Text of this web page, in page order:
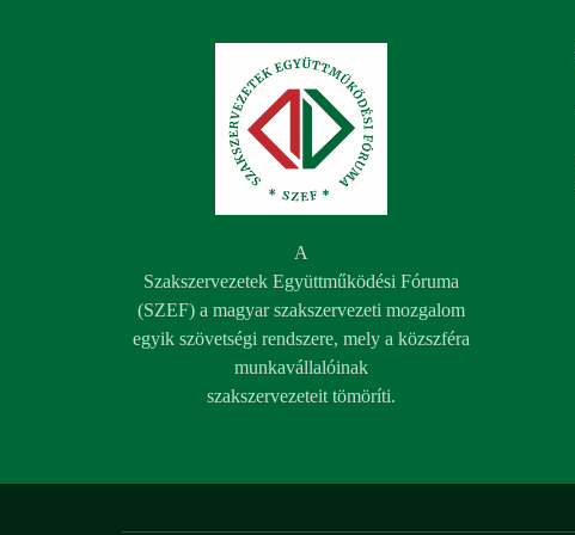
A
Szakszervezetek Együttműködési Fóruma
(SZEF) a magyar szakszervezeti mozgalom
egyik szövetségi rendszere, mely a közszféra
munkavállalóinak
szakszervezeteit tömöríti.